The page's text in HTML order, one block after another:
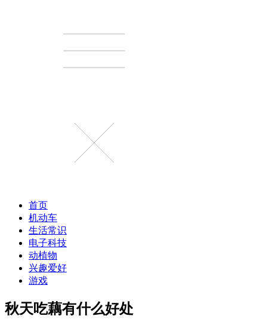
首页
机动车
生活常识
电子科技
动植物
兴趣爱好
游戏
秋天吃藕有什么好处